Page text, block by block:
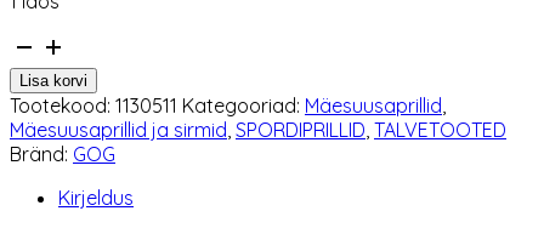
Mäesuusaprillid
GOG
ZERO
H775-
3
kogus
Lisa korvi
Tootekood: 1130511 Kategooriad: Mäesuusaprillid,
Mäesuusaprillid ja sirmid, SPORDIPRILLID, TALVETOOTED
Bränd: GOG
Kirjeldus